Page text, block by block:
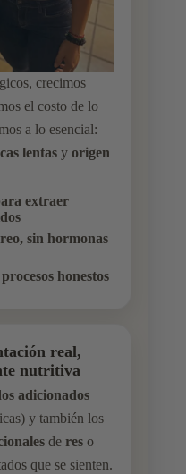
crecimos
el costo de lo
a lo esencial:
lentasy origen
extraer
, sin hormonas
honestos
real,
nutritiva
adicionados
y también los
de reso
que se sienten.